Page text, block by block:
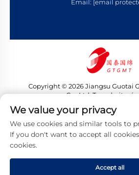
Email: [email
Copyright © 2026 Jiangsu Guotai
Co., Ltd. Tous droits
Politique de
We value your privacy
We use cookies and similar tools to
If you don't want to accept all
cookies.
Accept all